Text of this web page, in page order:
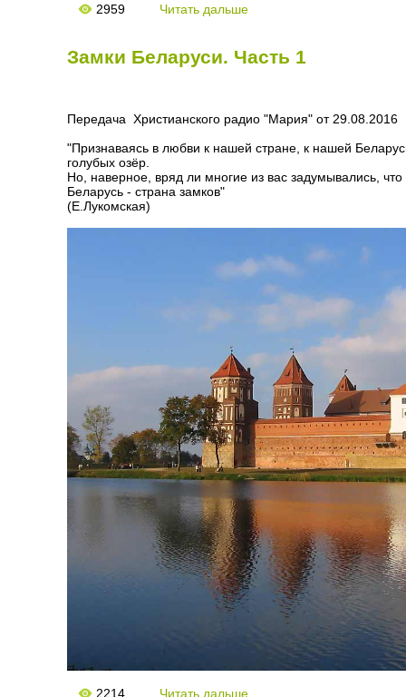
2959 Читать дальше
Замки Беларуси. Часть 1
Передача Христианского радио "Мария" от 29.08.2016
"Признаваясь в любви к нашей стране, к нашей
голубых озёр.
Но, наверное, вряд ли многие из вас задумывались,
Беларусь - страна замков"
(Е.Лукомская)
2214 Читать дальше